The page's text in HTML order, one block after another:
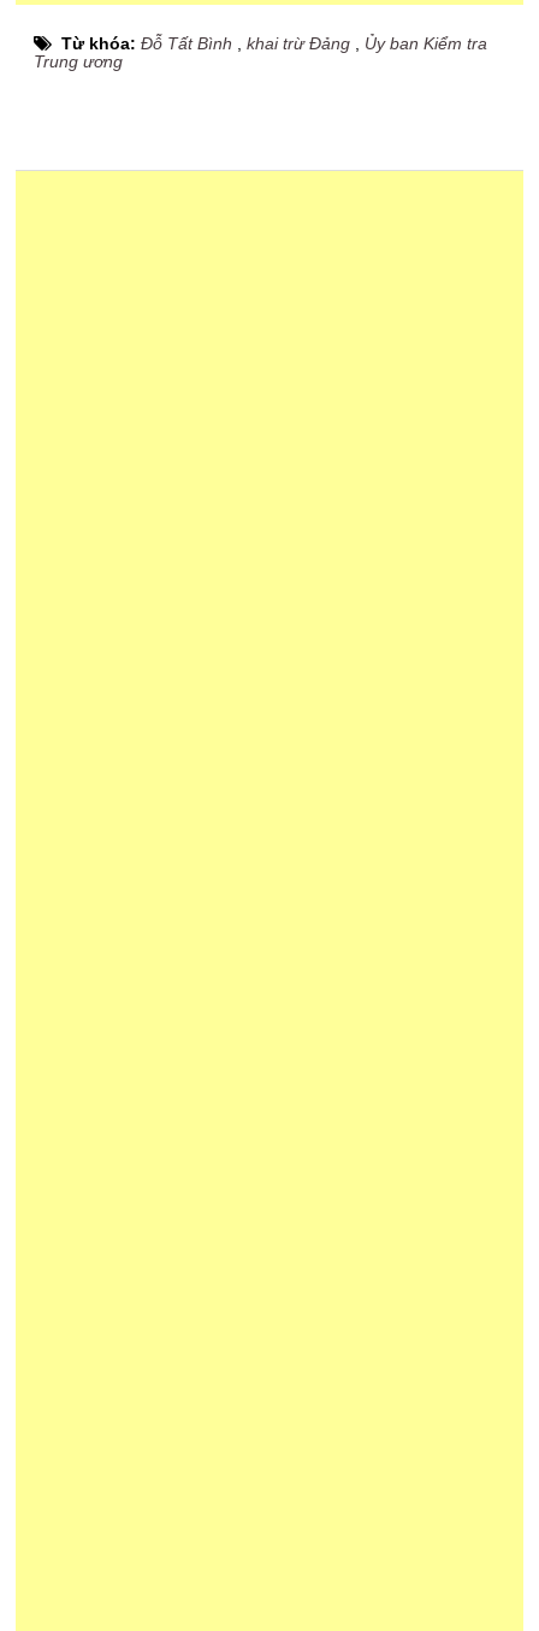
Từ khóa:Đỗ Tất Bình ,khai trừ Đảng
Ủy ban Kiểm tra
Trung ương